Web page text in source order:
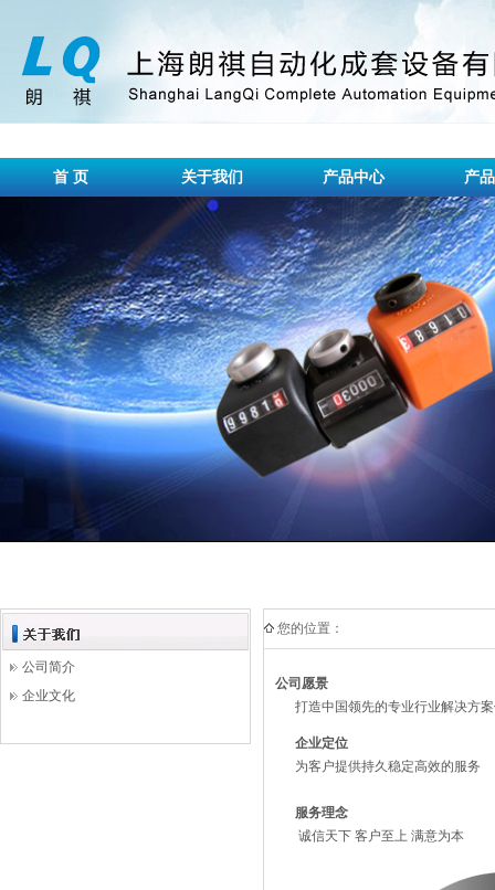
首 页 关于我们 产品中心 产
公司简介
企业文化
您的位置：
公司愿景
打造中国领先的专业行业解决方案
企业定位
为客户提供持久稳定高效的服务
服务理念
诚信天下 客户至上 满意为本